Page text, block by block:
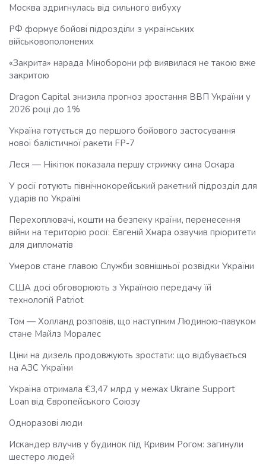
Москва здригнулась від сильного вибуху
РФ формує бойові підрозділи з українських
військовополонених
«Закрита» нарада Міноборони рф виявилася не такою вже
закритою
Dragon Capital знизила прогноз зростання ВВП України у
2026 році до 1%
Україна готується до першого бойового застосування
нової балістичної ракети FP-7
Леся — Нікітюк показала першу стрижку сина Оскара
У росії готують північнокорейський ракетний підрозділ для
ударів по Україні
Перехоплювачі, кошти на безпеку країни, перенесення
війни на територію росії: Євгеній Хмара озвучив пріоритети
для дипломатів
Умеров стане главою Служби зовнішньої розвідки України
США досі обговорюють з Україною передачу їй
технологій Patriot
Том — Холланд розповів, що наступним Людиною-павуком
стане Майлз Моралес
Ціни на дизель продовжують зростати: що відбувається
на АЗС України
Україна отримала €3,47 млрд у межах Ukraine Support
Loan від Європейського Союзу
Одноразові люди
Искандер влучив у будинок під Кривим Рогом: загинули
шестеро людей